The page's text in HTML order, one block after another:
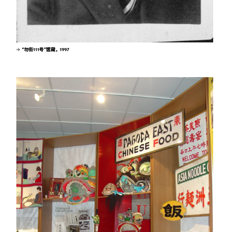
“勿街111号”馆藏，1997